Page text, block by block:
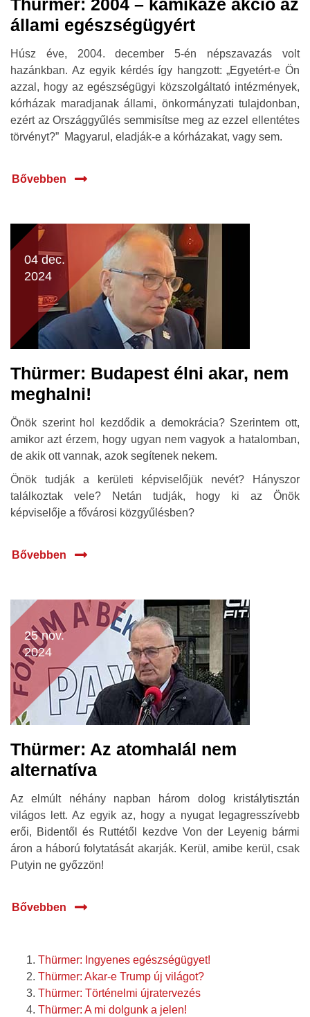
Thürmer: 2004 – kamikaze akció az
állami egészségügyért
Húsz éve, 2004. december 5-én népszavazás volt
hazánkban. Az egyik kérdés így hangzott: „Egyetért-e Ön
azzal, hogy az egészségügyi közszolgáltató intézmények,
kórházak maradjanak állami, önkormányzati tulajdonban,
ezért az Országgyűlés semmisítse meg az ezzel ellentétes
törvényt?” Magyarul, eladják-e a kórházakat, vagy sem.
Bővebben
04 dec.
2024
Thürmer: Budapest élni akar, nem
meghalni!
Önök szerint hol kezdődik a demokrácia? Szerintem ott,
amikor azt érzem, hogy ugyan nem vagyok a hatalomban,
de akik ott vannak, azok segítenek nekem.
Önök tudják a kerületi képviselőjük nevét? Hányszor
találkoztak vele? Netán tudják, hogy ki az Önök
képviselője a fővárosi közgyűlésben?
Bővebben
25 nov.
2024
Thürmer: Az atomhalál nem
alternatíva
Az elmúlt néhány napban három dolog kristálytisztán
világos lett. Az egyik az, hogy a nyugat legagresszívebb
erői, Bidentől és Ruttétől kezdve Von der Leyenig bármi
áron a háború folytatását akarják. Kerül, amibe kerül, csak
Putyin ne győzzön!
Bővebben
Thürmer: Ingyenes egészségügyet!
Thürmer: Akar-e Trump új világot?
Thürmer: Történelmi újratervezés
Thürmer: A mi dolgunk a jelen!